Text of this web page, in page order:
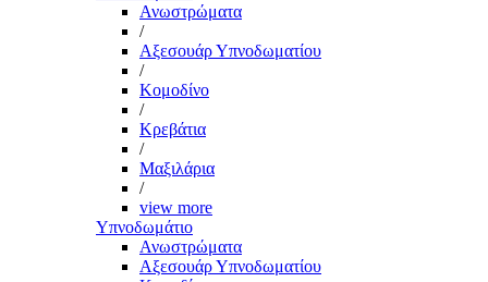
Ανωστρώματα
/
Αξεσουάρ Υπνοδωματίου
/
Κομοδίνο
/
Κρεβάτια
/
Μαξιλάρια
/
view more
Υπνοδωμάτιο
Ανωστρώματα
Αξεσουάρ Υπνοδωματίου